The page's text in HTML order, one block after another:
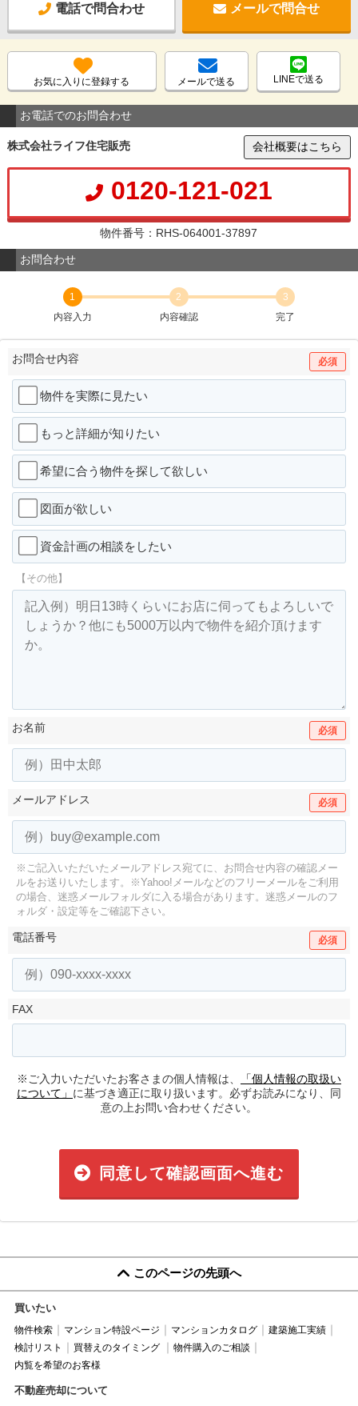
電話で問合わせ メールで問合せ
お気に入りに登録する メールで送る LINEで送る
お電話でのお問合わせ
株式会社ライフ住宅販売 会社概要はこちら
0120-121-021
物件番号：RHS-064001-37897
お問合わせ
1
内容入力
2
内容確認
3
完了
お問合せ内容 必須
物件を実際に見たい
もっと詳細が知りたい
希望に合う物件を探して欲しい
図面が欲しい
資金計画の相談をしたい
【その他】
お名前 必須
メールアドレス 必須
※ご記入いただいたメールアドレス宛てに、お問合せ内容の確認メー
ルをお送りいたします。
※Yahoo!メールなどのフリーメールをご利用
の場合、迷惑メールフォルダに入る場合があります。 迷惑メールのフ
ォルダ・設定等をご確認下さい。
電話番号 必須
FAX
※ご入力いただいたお客さまの個人情報は、
「個人情報の取扱い
について」 に基づき適正に取り扱います。必ずお読みになり、同
意の上お問い合わせください。
同意して確認画面へ進む
このページの先頭へ
買いたい
物件検索 マンション特設ページ マンションカタログ
建築施工実績
検討リスト
買替えのタイミング
物件購入のご相談
内覧を希望のお客様
不動産売却について